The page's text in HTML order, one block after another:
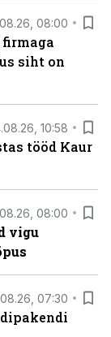
08:00
siht on
10:58
tööd Kaur
08:00
vigu
07:30